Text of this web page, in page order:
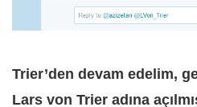
Trier’den devam edelim,
Lars von Trier adına